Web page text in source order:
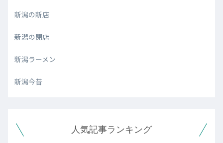
新潟の新店
新潟の閉店
新潟ラーメン
新潟今昔
人気記事ランキング